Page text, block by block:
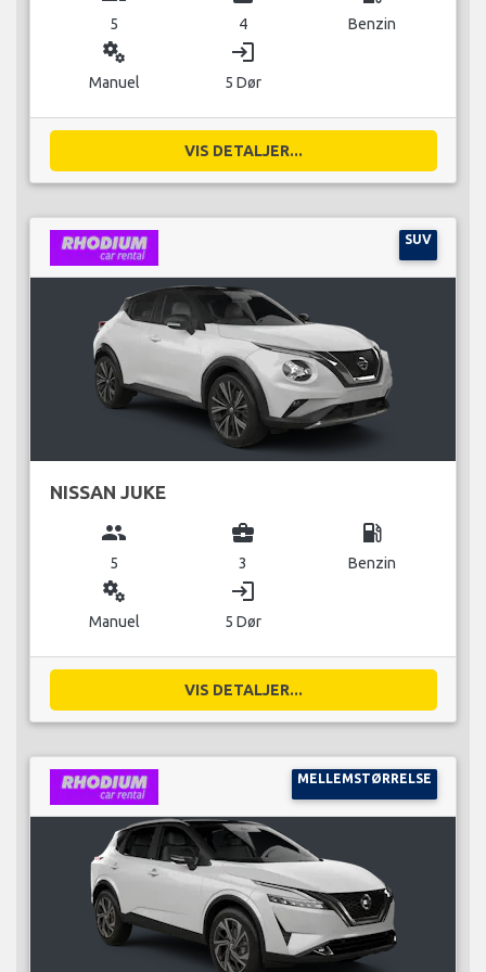
5 4 Benzin
miscellaneous_services
Manuel
login
5 Dør
VIS DETALJER...
SUV
NISSAN JUKE
group
5
business_center
3
local_gas_station
Benzin
miscellaneous_services
Manuel
login
5 Dør
VIS DETALJER...
MELLEMSTØRRELSE